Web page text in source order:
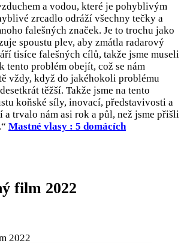
a vodou, které je pohyblivým
zrcadlo odráží všechny tečky a
falešných značek. Je to trochu jako
spoustu plev, aby zmátla radarový
tisíce falešných cílů, takže jsme museli
tento problém obejít, což se nám
vždy, když do jakéhokoli problému
těžší. Takže jsme na tento
koňské síly, inovací, představivosti a
trvalo nám asi rok a půl, než jsme přišli
Mastné vlasy : 5 domácích
film 2022